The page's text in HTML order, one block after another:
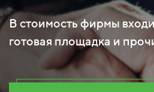
В стоимость фирмы
готовая площадка и